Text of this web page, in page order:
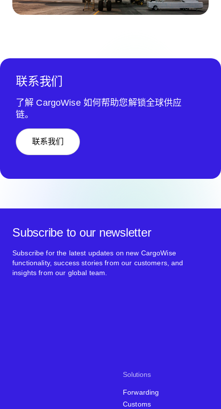
联系我们
了解 CargoWise 如何帮助您解锁全球供应
链。
联系我们
Solutions
Forwarding
Customs
Subscribe to our newsletter
Subscribe for the latest updates on new CargoWise
functionality, success stories from our customers, and
insights from our global team.